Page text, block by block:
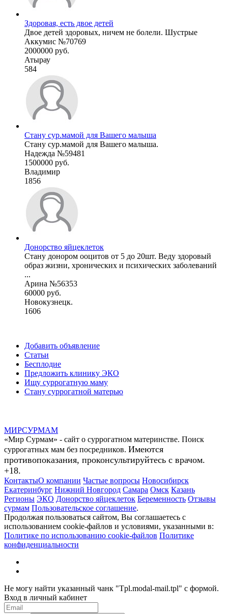
Здоровая, есть двое детей
Двое детей здоровых, ничем не болели. Шустрые
Аккумис №70769
2000000 руб.
Атырау
584
Стану сур.мамой для Вашего малыша
Стану сур.мамой для Вашего малыша.
Надежда №59481
1500000 руб.
Владимир
1856
Донорство яйцеклеток
Стану донором ооцитов от 5 до 20шт. Веду здоровый
образ жизни, хронических и психических заболеваний
...
Арина №56353
60000 руб.
Новокузнецк.
1606
Добавить объявление
Статьи
Бесплодие
Предложить клинику ЭКО
Ищу суррогатную маму
Стану суррогатной матерью
МИРСУРМАМ
«Мир Сурмам» - сайт о суррогатном материнстве. Поиск
суррогатных мам без посредников. Имеются
противопоказания, проконсультируйтесь с врачом.
+18.
КонтактыО компании Частые вопросы Новосибирск
Екатеринбург Нижний Новгород Самара Омск Казань
Регионы ЭКО Донорство яйцеклеток Беременность Отзывы
сурмам Пользовательское соглашение.
Продолжая пользоваться сайтом, Вы соглашаетесь с
использованием cookie-файлов и условиями, указанными в:
Политике по использованию cookie-файлов Политике
конфиденциальности
Не могу найти указанный чанк "Tpl.modal-mail.tpl" с формой.
Вход в личный кабинет